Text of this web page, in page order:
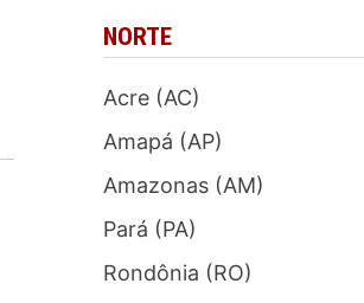
NORTE
Acre (AC)
Amapá (AP)
Amazonas (AM)
Pará (PA)
Rondônia (RO)